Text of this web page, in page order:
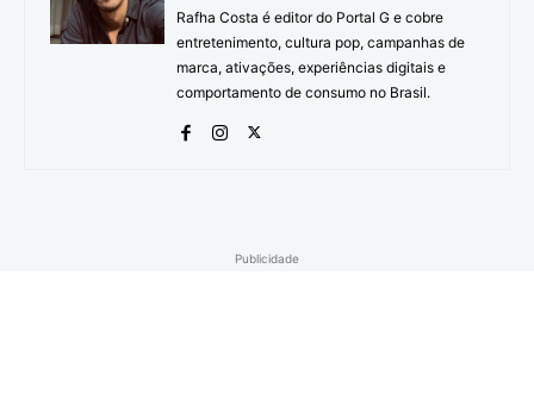
Rafha Costa é editor do Portal G e cobre
entretenimento, cultura pop, campanhas de
marca, ativações, experiências digitais e
comportamento de consumo no Brasil.
Publicidade